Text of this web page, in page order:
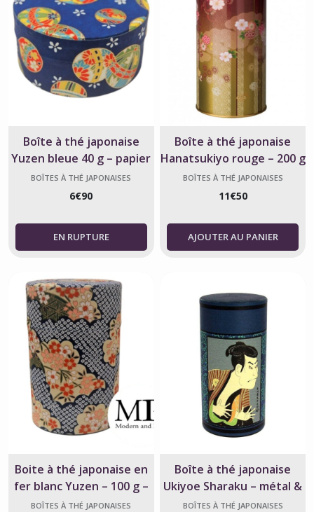
Boîte à thé japonaise
Yuzen bleue 40 g – papier
washi
BOÎTES À THÉ JAPONAISES
6€90
Boîte à thé japonaise
Hanatsukiyo rouge – 200 g
BOÎTES À THÉ JAPONAISES
11€50
AJOUTER AU PANIER
Boite à thé japonaise en
fer blanc Yuzen – 100 g –
Papier washi bleu
BOÎTES À THÉ JAPONAISES
Boîte à thé japonaise
Ukiyoe Sharaku – métal &
washi – 200 g
BOÎTES À THÉ JAPONAISES